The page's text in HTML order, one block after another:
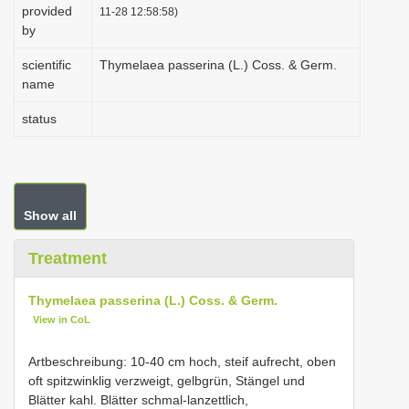
provided
by
11-28 12:58:58)
scientific
name
Thymelaea passerina (L.) Coss. & Germ.
status
Show all
Treatment
Thymelaea passerina (L.) Coss. & Germ.
View in CoL
Artbeschreibung: 10-40 cm hoch, steif aufrecht, oben
oft spitzwinklig verzweigt, gelbgrün, Stängel und
Blätter kahl. Blätter schmal-lanzettlich,